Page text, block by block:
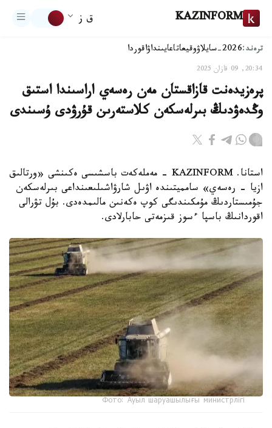
KAZINFORM ق ز
ترەند:2026-سايلاۋ وقيعاتاعايىنداۋاقوردا
20:34, 09 قازان 2025
پرەزيدەنت قازاقستان مەن رەسەي اراسىندا استىق
وڭدەۋدىڭ بىرلەسكەن كلاستەرىن قۇرۋدى ۇسىندى
استانا. KAZINFORM - مەملەكەت باسشىسى ەكىنشى «ورتالىق
ازيا - رەسەي» سامميتىندە اۋىل شارۋاشىلىعىنداعى بىرلەسكەن
جۇمىستاردىڭ مۇمكىندىگى كوپ ەكەنىن مالىمدەدى. بۇل تۋرالى
اقوردانىڭ باسپا ءسوز قىزمەتى حابارلادى.
Фото: Ауыл шаруашылығы министрлігі